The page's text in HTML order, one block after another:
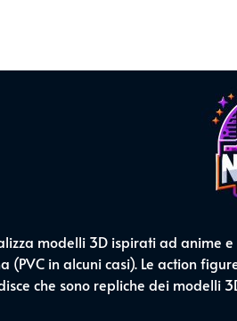
modelli 3D ispirati ad
(PVC in alcuni casi). Le action
che sono repliche dei modelli